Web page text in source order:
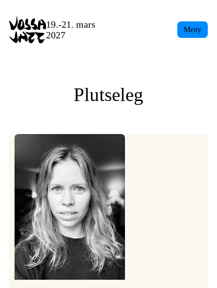
content
19.-21. mars
2027
Meny
Plutseleg